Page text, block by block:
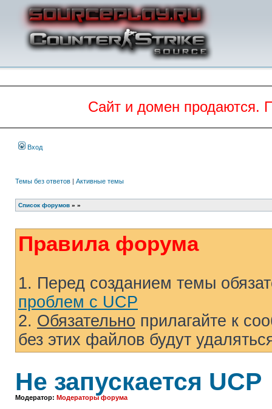
Сайт и домен продаются.
Вход
Темы без ответов | Активные темы
Список форумов » »
Правила форума
1. Перед созданием темы
проблем с UCP
2. Обязательно прилагайте к
без этих файлов будут
Не запускается UCP
Модератор: Модераторы форума